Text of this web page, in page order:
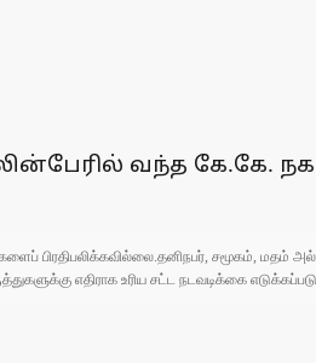
வந்த கே.கே.
பிரதிபலிக்கவில்லை.தனிநபர், சமூகம், மதம்
எதிராக உரிய சட்ட நடவடிக்கை